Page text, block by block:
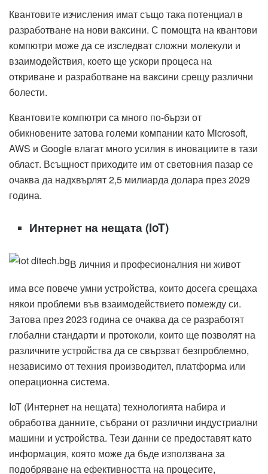
Квантовите изчисления имат също така потенциал в
разработване на нови ваксини. С помощта на квантови
компютри може да се изследват сложни молекули и
взаимодействия, което ще ускори процеса на
откриване и разработване на ваксини срещу различни
болести.
Квантовите компютри са много по-бързи от
обикновените затова големи компании като Microsoft,
AWS и Google влагат много усилия в иновациите в тази
област. Всъщност приходите им от световния пазар се
очаква да надхвърлят 2,5 милиарда долара през 2029
година.
Интернет на нещата (IoT)
В личния и професионалния ни живот
има все повече умни устройства, които досега срещаха
някои проблеми във взаимодействието помежду си.
Затова през 2023 година се очаква да се разработят
глобални стандарти и протоколи, които ще позволят на
различните устройства да се свързват безпроблемно,
независимо от техния производител, платформа или
операционна система.
IoT (Интернет на нещата) технологията набира и
обработва данните, събрани от различни индустриални
машини и устройства. Тези данни се предоставят като
информация, която може да бъде използвана за
подобряване на ефективността на процесите,